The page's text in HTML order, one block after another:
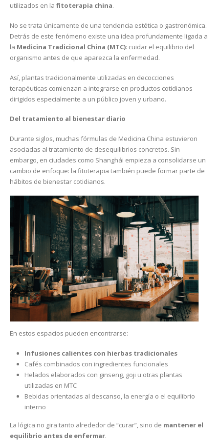
utilizados en la fitoterapia china.
No se trata únicamente de una tendencia estética o gastronómica.
Detrás de este fenómeno existe una idea profundamente ligada a
la Medicina Tradicional China (MTC): cuidar el equilibrio del
organismo antes de que aparezca la enfermedad.
Así, plantas tradicionalmente utilizadas en decocciones
terapéuticas comienzan a integrarse en productos cotidianos
dirigidos especialmente a un público joven y urbano.
Del tratamiento al bienestar diario
Durante siglos, muchas fórmulas de Medicina China estuvieron
asociadas al tratamiento de desequilibrios concretos. Sin
embargo, en ciudades como Shanghái empieza a consolidarse un
cambio de enfoque: la fitoterapia también puede formar parte de
hábitos de bienestar cotidianos.
En estos espacios pueden encontrarse:
Infusiones calientes con hierbas tradicionales
Cafés combinados con ingredientes funcionales
Helados elaborados con ginseng, goji u otras plantas
utilizadas en MTC
Bebidas orientadas al descanso, la energía o el equilibrio
interno
La lógica no gira tanto alrededor de “curar”, sino de mantener el
equilibrio antes de enfermar.